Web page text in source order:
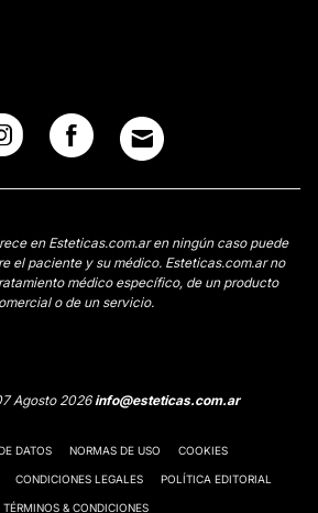
en Esteticas.com.ar en ningún caso puede
el paciente y su médico. Esteticas.com.ar no
médico específico, de un producto
o de un servicio.
Agosto 2026info@esteticas.com.ar
DATOS NORMAS DE USO COOKIES
CONDICIONES LEGALES POLÍTICA EDITORIAL
TÉRMINOS & CONDICIONES